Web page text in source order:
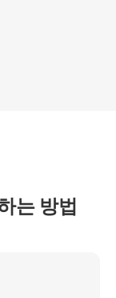
는 방법